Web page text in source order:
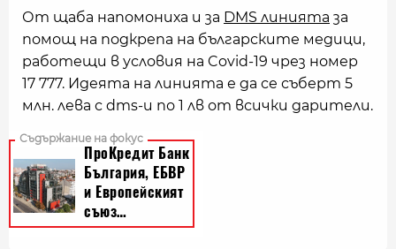
От щаба напомониха и за DMS линията за
помощ на подкрепа на българските медици,
работещи в условия на Covid-19 чрез номер
17 777. Идеята на линията е да се съберт 5
млн. лева с dms-и по 1 лв от всички дарители.